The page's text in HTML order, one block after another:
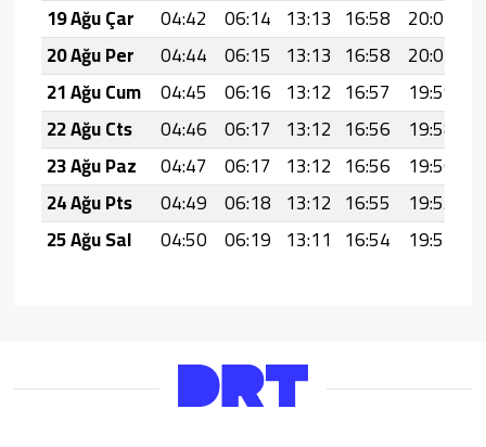
19 Ağu Çar
04:42 06:14 13:13 16:58 20:02
20 Ağu Per
04:44 06:15 13:13 16:58 20:01
21 Ağu Cum 04:45 06:16 13:12 16:57 19:59
22 Ağu Cts
04:46 06:17 13:12 16:56 19:58
23 Ağu Paz
04:47 06:17 13:12 16:56 19:56
24 Ağu Pts
04:49 06:18 13:12 16:55 19:55
25 Ağu Sal
04:50 06:19 13:11 16:54 19:54